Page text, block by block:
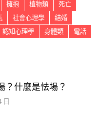
擁抱 植物類
死亡
社會心理學
結婚
認知心理學 身體類
電話
？什麼是怯場？
日